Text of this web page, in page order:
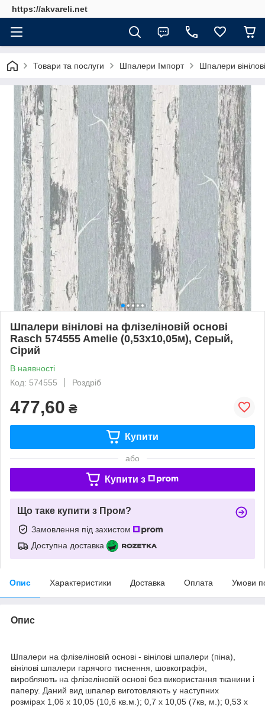
https://akvareli.net
Товари та послуги Шпалери Імпорт Шпалери
Шпалери вінілові на флізеліновій основі
Rasch 574555 Amelie (0,53х10,05м), Серый,
Сірий
В наявності
Код: 574555
Роздріб
477,60 ₴
Купити
або
Купити з
Що таке купити з Пром?
Замовлення під захистом
Доступна доставка
Опис Характеристики Доставка Оплата Умови
Опис
Шпалери на флізеліновій основі - вінілові шпалери (піна),
вінілові шпалери гарячого тиснення, шовкографія,
виробляють на флізеліновій основі без використання тканини і
паперу. Даний вид шпалер виготовляють у наступних
розмірах 1,06 х 10,05 (10,6 кв.м.); 0,7 х 10,05 (7кв, м.); 0,53 х